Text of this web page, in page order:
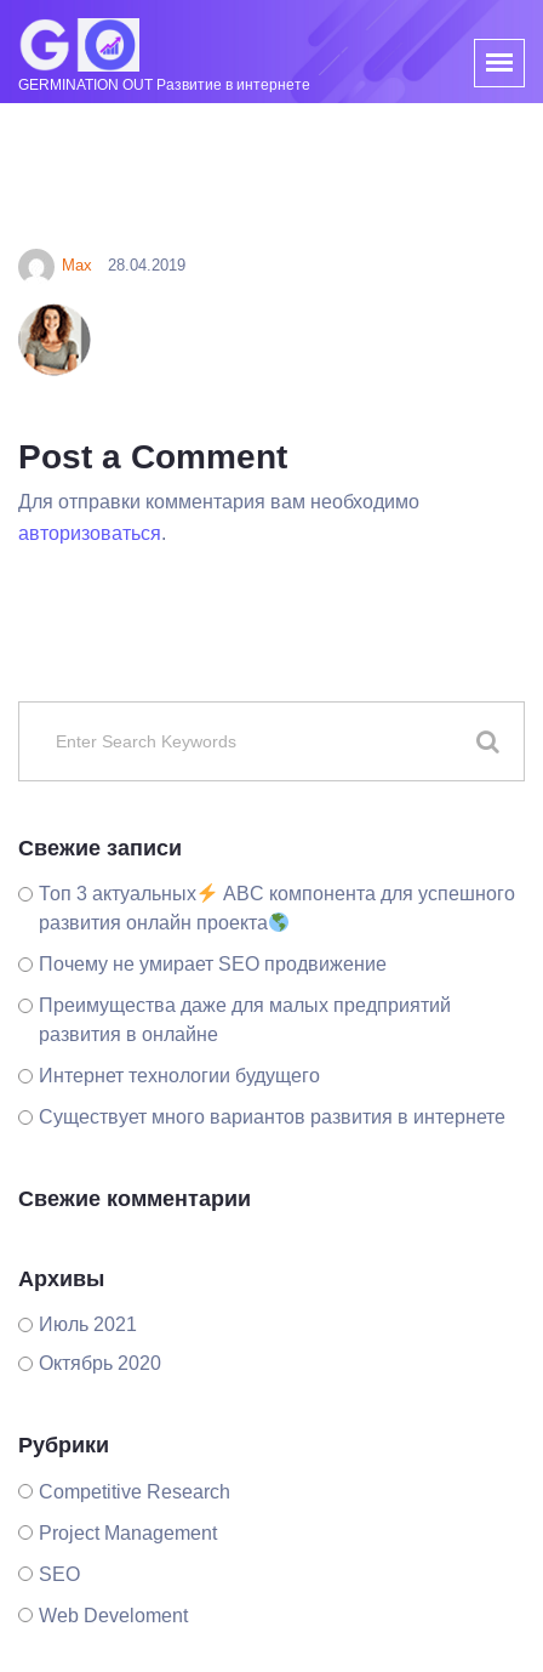
GERMINATION OUT Развитие в интернете
Max 28.04.2019
Post a Comment
Для отправки комментария вам необходимо
авторизоваться.
Свежие записи
Топ 3 актуальных
ABC компонента для успешного
развития онлайн проекта
Почему не умирает SEO продвижение
Преимущества даже для малых предприятий
развития в онлайне
Интернет технологии будущего
Существует много вариантов развития в интернете
Свежие комментарии
Архивы
Июль 2021
Октябрь 2020
Рубрики
Competitive Research
Project Management
SEO
Web Develoment